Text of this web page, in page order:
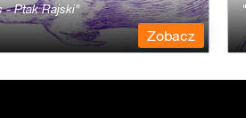
- Ptak Rajski
Zobacz